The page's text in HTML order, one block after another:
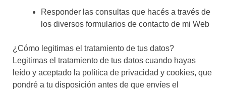
Responder las consultas que hacés a través de
los diversos formularios de contacto de mi Web
¿Cómo legitimas el tratamiento de tus datos?
Legitimas el tratamiento de tus datos cuando hayas
leído y aceptado la política de privacidad y cookies, que
pondré a tu disposición antes de que envíes el